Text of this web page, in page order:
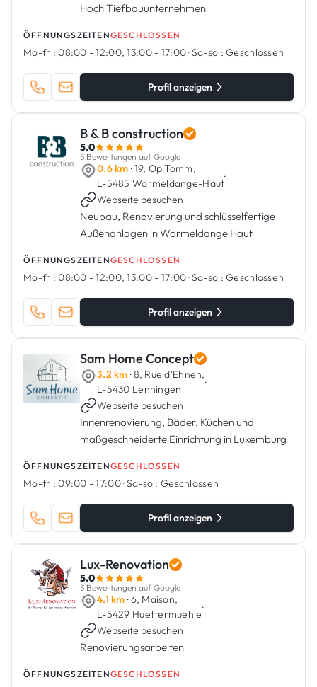
Hoch Tiefbauunternehmen
ÖFFNUNGSZEITENGESCHLOSSEN
Mo-fr : 08:00 - 12:00, 13:00 - 17:00·Sa-so : Geschlossen
Profil anzeigen
B & B construction
5.0
5 Bewertungen auf Google
0.6 km · 19, Op Tomm,
L-5485 Wormeldange-Haut
·
Webseite besuchen
Neubau, Renovierung und schlüsselfertige
Außenanlagen in Wormeldange Haut
ÖFFNUNGSZEITENGESCHLOSSEN
Mo-fr : 08:00 - 12:00, 13:00 - 17:00·Sa-so : Geschlossen
Profil anzeigen
Sam Home Concept
3.2 km · 8, Rue d'Ehnen,
L-5430 Lenningen
·
Webseite besuchen
Innenrenovierung, Bäder, Küchen und
maßgeschneiderte Einrichtung in Luxemburg
ÖFFNUNGSZEITENGESCHLOSSEN
Mo-fr : 09:00 - 17:00·Sa-so : Geschlossen
Profil anzeigen
Lux-Renovation
5.0
3 Bewertungen auf Google
4.1 km · 6, Maison,
L-5429 Huettermuehle
·
Webseite besuchen
Renovierungsarbeiten
ÖFFNUNGSZEITENGESCHLOSSEN